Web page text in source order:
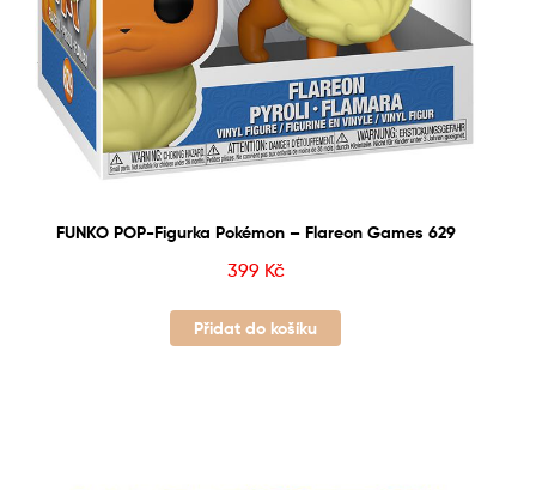
FUNKO POP-Figurka Pokémon – Flareon Games 629
399 Kč
Přidat do košíku